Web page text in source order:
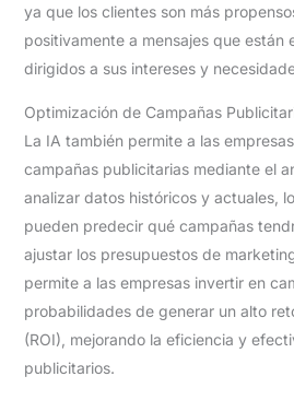
ya que los clientes son más
positivamente a mensajes que están
dirigidos a sus intereses y
Optimización de Campañas
La IA también permite a las
campañas publicitarias mediante el
analizar datos históricos y actuales,
pueden predecir qué campañas
ajustar los presupuestos de
permite a las empresas invertir en
probabilidades de generar un alto
(ROI), mejorando la eficiencia y
publicitarios.